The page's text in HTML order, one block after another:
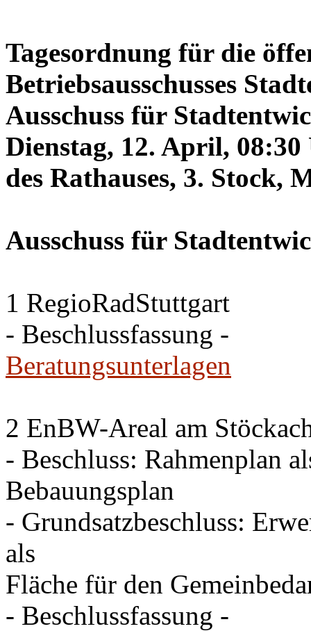
Tagesordnung für die
Betriebsausschusses
Ausschuss für
Dienstag, 12. April,
des Rathauses, 3. Stock,
Ausschuss für
1 RegioRadStuttgart
- Beschlussfassung -
Beratungsunterlagen
2 EnBW-Areal am
- Beschluss: Rahmenplan
Bebauungsplan
- Grundsatzbeschluss:
als
Fläche für den
- Beschlussfassung -